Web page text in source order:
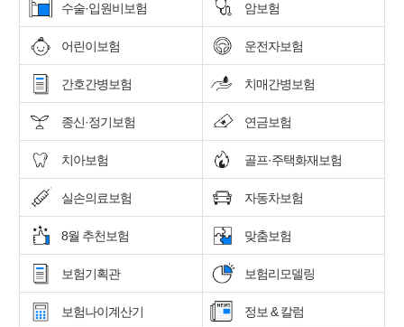
수술·입원비보험 암보험
어린이보험 운전자보험
간호간병보험 치매간병보험
종신·정기보험 연금보험
치아보험 골프·주택화재보험
실손의료보험 자동차보험
8월 추천보험 맞춤보험
보험기획관 보험리모델링
보험나이계산기 정보 & 칼럼